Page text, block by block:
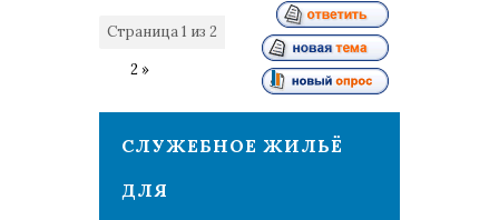
Страница1 из 2
2 »
СЛУЖЕБНОЕ ЖИЛЬЁ
ДЛЯ